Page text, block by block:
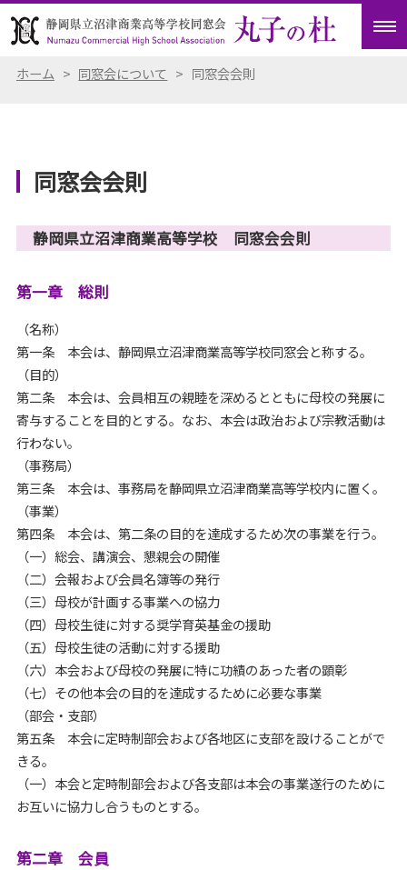
ホーム > 同窓会について > 同窓会会則
同窓会会則
静岡県立沼津商業高等学校 同窓会会則
第一章 総則
（名称）
第一条 本会は、静岡県立沼津商業高等学校同窓会と称する。
（目的）
第二条 本会は、会員相互の親睦を深めるとともに母校の発展に
寄与することを目的とする。なお、本会は政治および宗教活動は
行わない。
（事務局）
第三条 本会は、事務局を静岡県立沼津商業高等学校内に置く。
（事業）
第四条 本会は、第二条の目的を達成するため次の事業を行う。
（一）総会、講演会、懇親会の開催
（二）会報および会員名簿等の発行
（三）母校が計画する事業への協力
（四）母校生徒に対する奨学育英基金の援助
（五）母校生徒の活動に対する援助
（六）本会および母校の発展に特に功績のあった者の顕彰
（七）その他本会の目的を達成するために必要な事業
（部会・支部）
第五条 本会に定時制部会および各地区に支部を設けることがで
きる。
（一）本会と定時制部会および各支部は本会の事業遂行のために
お互いに協力し合うものとする。
第二章 会員